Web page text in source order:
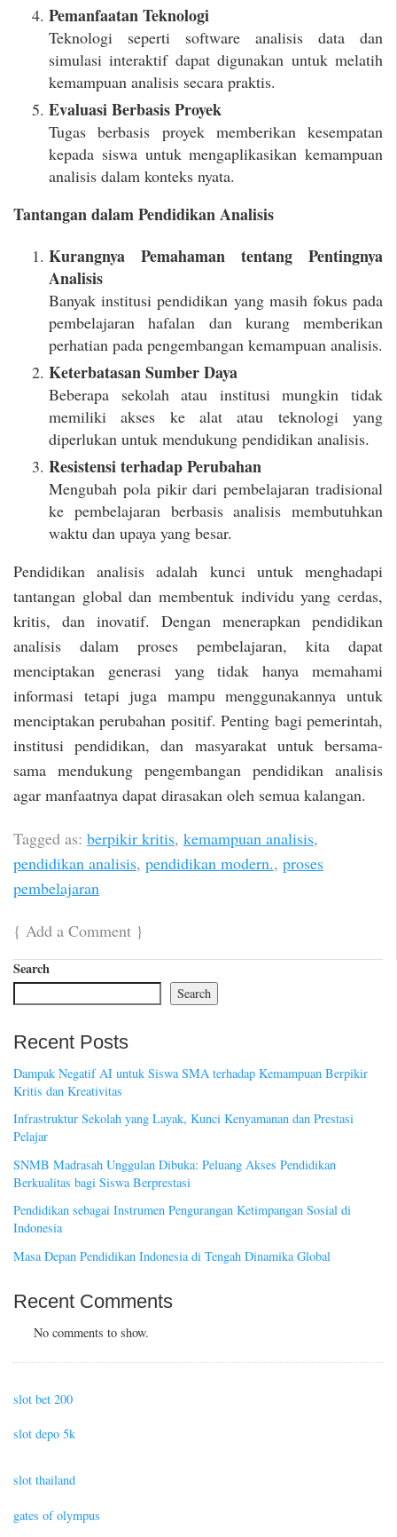
Pemanfaatan Teknologi
Teknologi seperti software analisis data dan
simulasi interaktif dapat digunakan untuk melatih
kemampuan analisis secara praktis.
Evaluasi Berbasis Proyek
Tugas berbasis proyek memberikan kesempatan
kepada siswa untuk mengaplikasikan kemampuan
analisis dalam konteks nyata.
Tantangan dalam Pendidikan Analisis
Kurangnya Pemahaman tentang Pentingnya
Analisis
Banyak institusi pendidikan yang masih fokus pada
pembelajaran hafalan dan kurang memberikan
perhatian pada pengembangan kemampuan analisis.
Keterbatasan Sumber Daya
Beberapa sekolah atau institusi mungkin tidak
memiliki akses ke alat atau teknologi yang
diperlukan untuk mendukung pendidikan analisis.
Resistensi terhadap Perubahan
Mengubah pola pikir dari pembelajaran tradisional
ke pembelajaran berbasis analisis membutuhkan
waktu dan upaya yang besar.
Pendidikan analisis adalah kunci untuk menghadapi
tantangan global dan membentuk individu yang cerdas,
kritis, dan inovatif. Dengan menerapkan pendidikan
analisis dalam proses pembelajaran, kita dapat
menciptakan generasi yang tidak hanya memahami
informasi tetapi juga mampu menggunakannya untuk
menciptakan perubahan positif. Penting bagi pemerintah,
institusi pendidikan, dan masyarakat untuk bersama-
sama mendukung pengembangan pendidikan analisis
agar manfaatnya dapat dirasakan oleh semua kalangan.
Tagged as: berpikir kritis, kemampuan analisis,
pendidikan analisis, pendidikan modern., proses
pembelajaran
{ Add a Comment }
Search
Search
Recent Posts
Dampak Negatif AI untuk Siswa SMA terhadap Kemampuan Berpikir
Kritis dan Kreativitas
Infrastruktur Sekolah yang Layak, Kunci Kenyamanan dan Prestasi
Pelajar
SNMB Madrasah Unggulan Dibuka: Peluang Akses Pendidikan
Berkualitas bagi Siswa Berprestasi
Pendidikan sebagai Instrumen Pengurangan Ketimpangan Sosial di
Indonesia
Masa Depan Pendidikan Indonesia di Tengah Dinamika Global
Recent Comments
No comments to show.
slot bet 200
slot depo 5k
slot thailand
gates of olympus